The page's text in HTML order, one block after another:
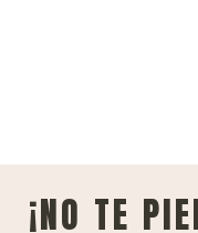
¡NO TE